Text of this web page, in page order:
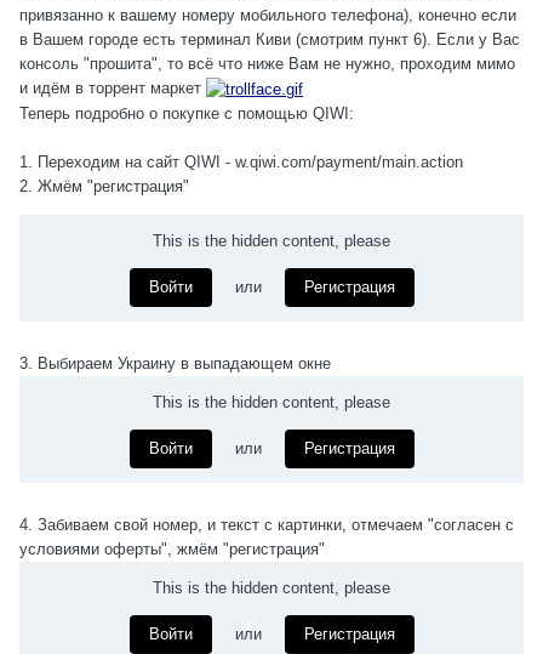
привязанно к вашему номеру мобильного телефона), конечно если
в Вашем городе есть терминал Киви (смотрим пункт 6). Если у Вас
консоль "прошита", то всё что ниже Вам не нужно, проходим мимо
и идём в торрент маркет
Теперь подробно о покупке с помощью QIWI:
1. Переходим на сайт QIWI - w.qiwi.com/payment/main.action
2. Жмём "регистрация"
This is the hidden content, please
Войти или Регистрация
3. Выбираем Украину в выпадающем окне
This is the hidden content, please
Войти или Регистрация
4. Забиваем свой номер, и текст с картинки, отмечаем "согласен с
условиями оферты", жмём "регистрация"
This is the hidden content, please
Войти или Регистрация